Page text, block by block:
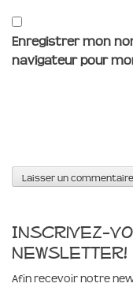
Enregistrer mon
navigateur pour
Inscrivez-
newsletter!
Afin recevoir notre